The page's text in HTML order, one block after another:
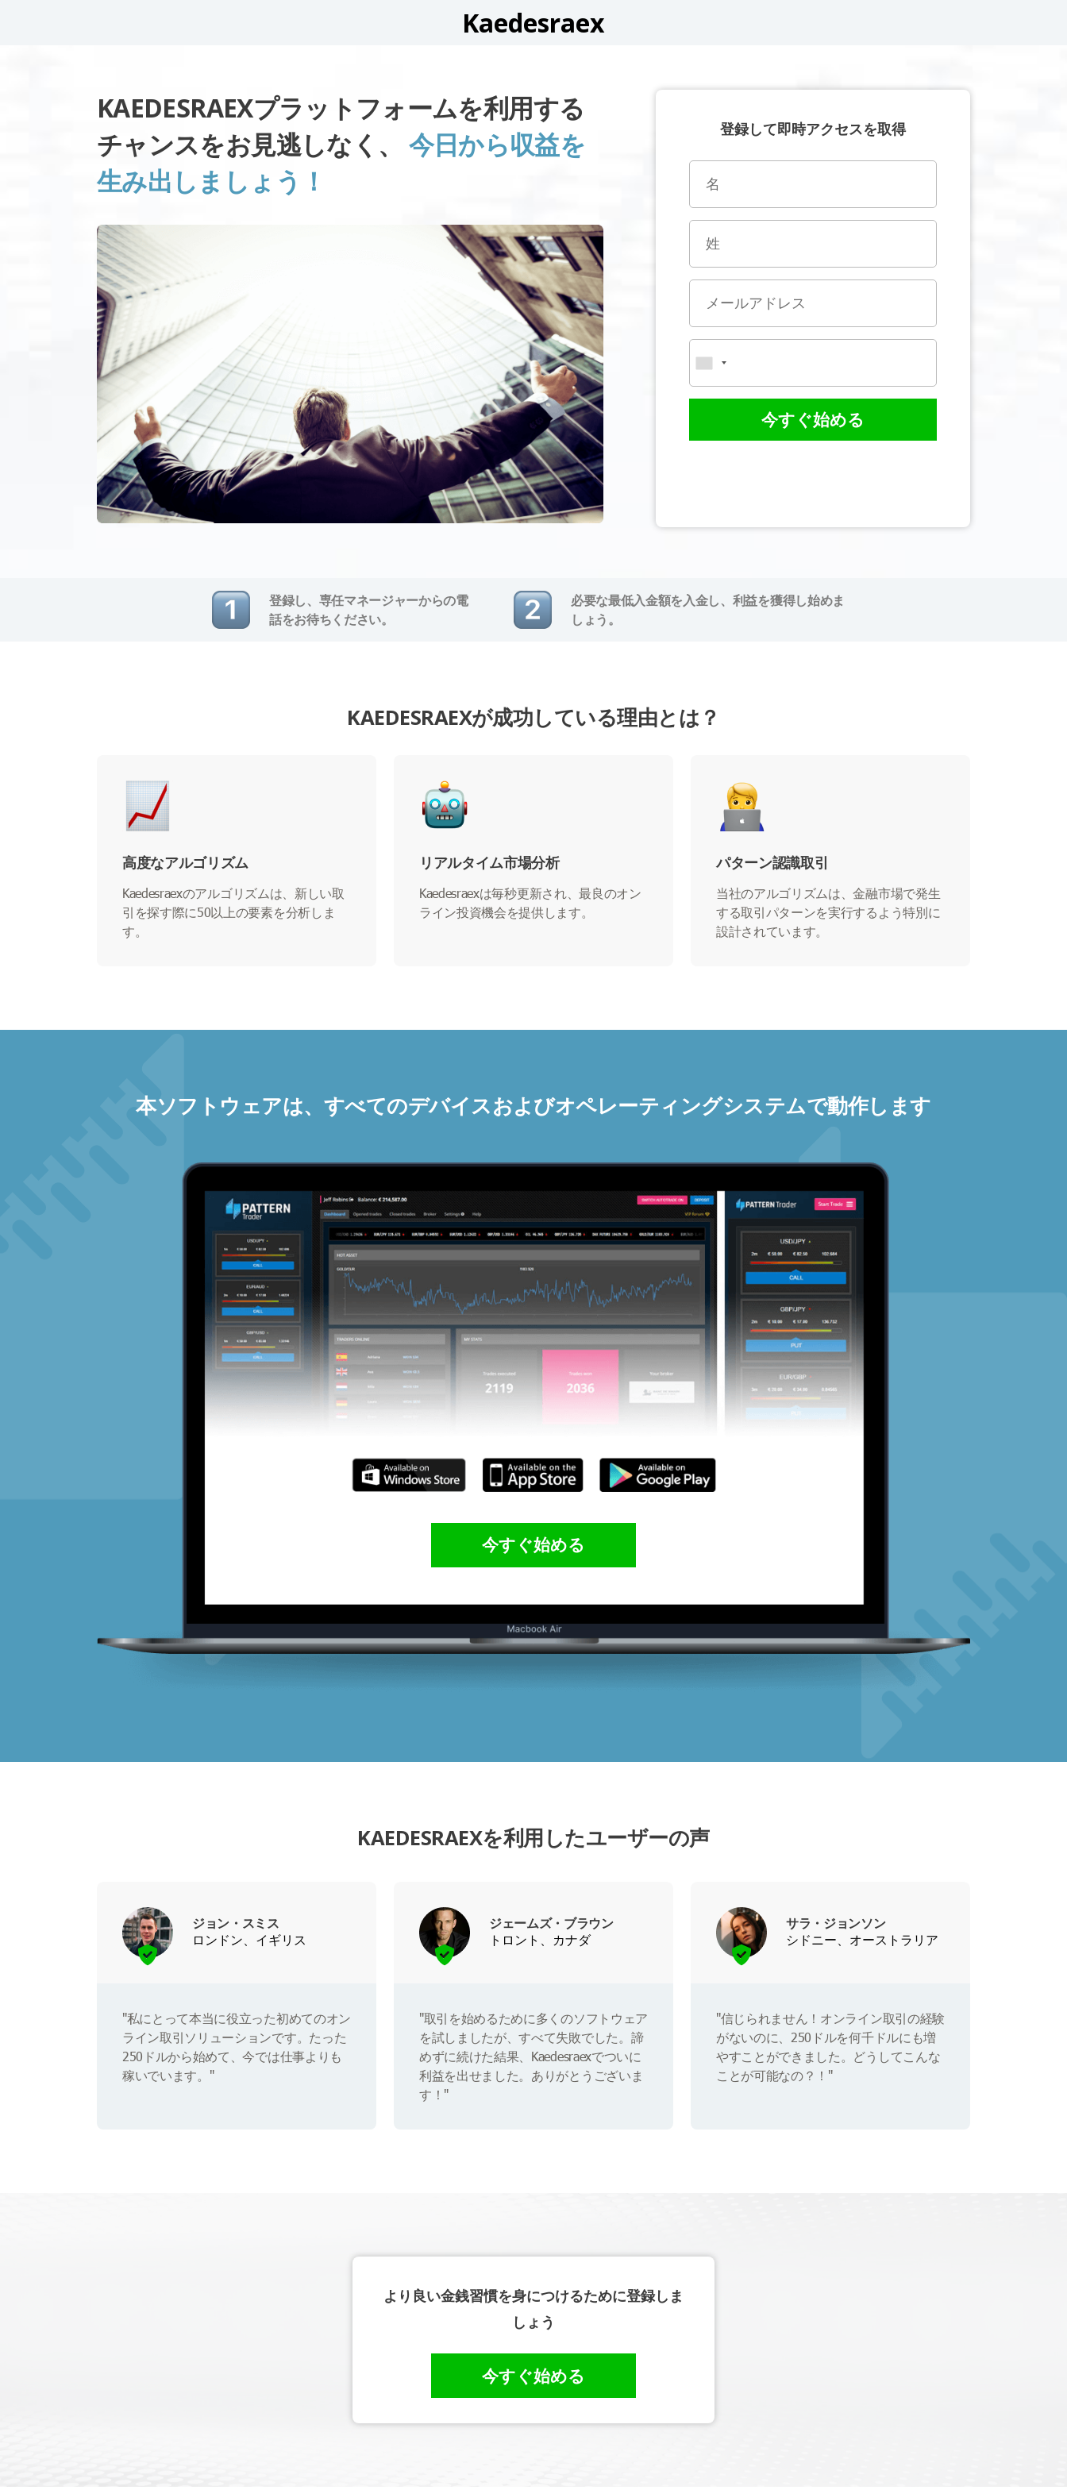
Kaedesraex
KAEDESRAEXプラットフォームを利用する
チャンスをお見逃しなく、 今日から収益を
生み出しましょう！
登録して即時アクセスを取得
今すぐ始める
登録し、専任マネージャーからの電
話をお待ちください。
必要な最低入金額を入金し、利益を獲得し始めま
しょう。
KAEDESRAEXが成功している理由とは？
高度なアルゴリズム
Kaedesraexのアルゴリズムは、新しい取
引を探す際に50以上の要素を分析しま
す。
リアルタイム市場分析
Kaedesraexは毎秒更新され、最良のオン
ライン投資機会を提供します。
パターン認識取引
当社のアルゴリズムは、金融市場で発生
する取引パターンを実行するよう特別に
設計されています。
本ソフトウェアは、すべてのデバイスおよびオペレーティングシステムで動作します
今すぐ始める
KAEDESRAEXを利用したユーザーの声
ジョン・スミス
ロンドン、イギリス
"私にとって本当に役立った初めてのオン
ライン取引ソリューションです。たった
250ドルから始めて、今では仕事よりも
稼いでいます。"
ジェームズ・ブラウン
トロント、カナダ
"取引を始めるために多くのソフトウェア
を試しましたが、すべて失敗でした。諦
めずに続けた結果、Kaedesraexでついに
利益を出せました。ありがとうございま
す！"
サラ・ジョンソン
シドニー、オーストラリア
"信じられません！オンライン取引の経験
がないのに、250ドルを何千ドルにも増
やすことができました。どうしてこんな
ことが可能なの？！"
より良い金銭習慣を身につけるために登録しま
しょう
今すぐ始める